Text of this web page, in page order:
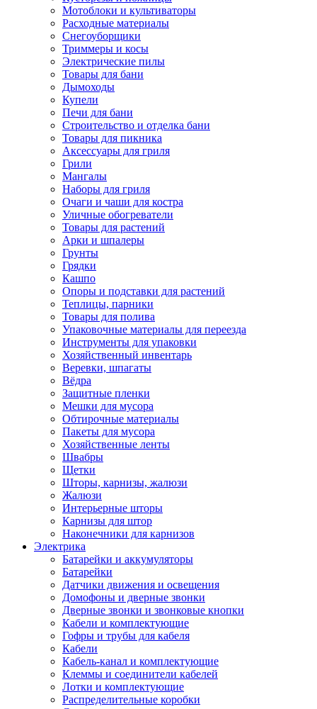
Мотоблоки и культиваторы
Расходные материалы
Снегоуборщики
Триммеры и косы
Электрические пилы
Товары для бани
Дымоходы
Купели
Печи для бани
Строительство и отделка бани
Товары для пикника
Аксессуары для гриля
Грили
Мангалы
Наборы для гриля
Очаги и чаши для костра
Уличные обогреватели
Товары для растений
Арки и шпалеры
Грунты
Грядки
Кашпо
Опоры и подставки для растений
Теплицы, парники
Товары для полива
Упаковочные материалы для переезда
Инструменты для упаковки
Хозяйственный инвентарь
Веревки, шпагаты
Вёдра
Защитные пленки
Мешки для мусора
Обтирочные материалы
Пакеты для мусора
Хозяйственные ленты
Швабры
Щетки
Шторы, карнизы, жалюзи
Жалюзи
Интерьерные шторы
Карнизы для штор
Наконечники для карнизов
Электрика
Батарейки и аккумуляторы
Батарейки
Датчики движения и освещения
Домофоны и дверные звонки
Дверные звонки и звонковые кнопки
Кабели и комплектующие
Гофры и трубы для кабеля
Кабели
Кабель-канал и комплектующие
Клеммы и соединители кабелей
Лотки и комплектующие
Распределительные коробки